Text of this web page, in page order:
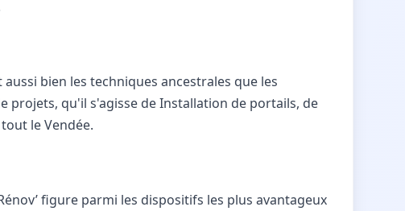
bien les techniques ancestrales que les
projets, qu'il s'agisse de Installation de portails, de
le Vendée.
figure parmi les dispositifs les plus avantageux